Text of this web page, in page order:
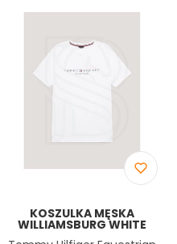
KOSZULKA MĘSKA
WILLIAMSBURG WHITE